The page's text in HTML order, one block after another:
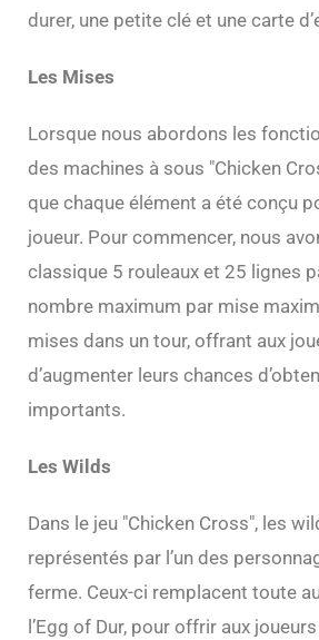
durer, une petite clé et une carte
Les Mises
Lorsque nous abordons les
des machines à sous "Chicken
que chaque élément a été conçu
joueur. Pour commencer, nous
classique 5 rouleaux et 25 lignes
nombre maximum par mise
mises dans un tour, offrant aux
d’augmenter leurs chances
importants.
Les Wilds
Dans le jeu "Chicken Cross", les
représentés par l’un des
ferme. Ceux-ci remplacent toute
l’Egg of Dur, pour offrir aux